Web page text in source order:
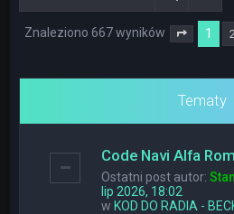
Znaleziono 667 wyników Strona 1
1
Tematy
Code Navi Alfa
Ostatni post autor:
lip 2026, 18:02
w KOD DO RADIA -